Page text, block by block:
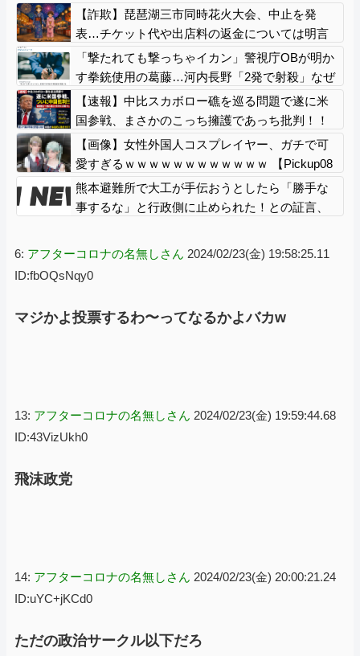
息子は妻に助けられる
【詐欺】琵琶湖三市同時花火大会、中止を発
表…チケット代や出店料の返金については明言
せず
「撃たれても撃っちゃイカン」警視庁OBが明か
す拳銃使用の葛藤…河内長野「2発で射殺」なぜ
起きた？
【速報】中比スカボロー礁を巡る問題で遂に米
国参戦、まさかのこっち擁護であっち批判！！
【画像】女性外国人コスプレイヤー、ガチで可
愛すぎるｗｗｗｗｗｗｗｗｗｗｗｗ 【Pickup08
082945】
熊本避難所で大工が手伝おうとしたら「勝手な
事するな」と行政側に止められた！との証言、
6: アフターコロナの名無しさん 2024/02/23(金) 19:58:25.11
ID:fbOQsNqy0
マジかよ投票するわ〜ってなるかよバカw
13: アフターコロナの名無しさん 2024/02/23(金) 19:59:44.68
ID:43VizUkh0
飛沫政党
14: アフターコロナの名無しさん 2024/02/23(金) 20:00:21.24
ID:uYC+jKCd0
ただの政治サークル以下だろ